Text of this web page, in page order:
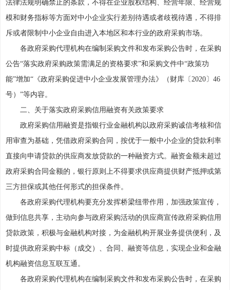
法律法规明确禁止的条款，不得在企业股权结构、经营年限、经营规
模和财务指标等方面对中小企业实行差别待遇或者歧视待遇，不得排
斥或者限制中小企业自由进入本地区和本行业的政府采购市场。
各政府采购代理机构在编制采购文件和发布采购公告时，在采购
公告“落实政府采购政策需满足的资格要求”和采购文件中“政策功
能”增加“《政府采购促进中小企业发展管理办法》（财库〔2020〕46
号）”等内容。
二、关于落实政府采购信用融资有关政策要求
政府采购信用融资是指银行业金融机构以政府采购诚信考核和信
用审查为基础，凭借政府采购合同，按优于一般中小企业的贷款利率
直接向申请贷款的供应商发放贷款的一种融资方式。融资金额未超过
政府采购合同金额的，银行原则上不得要求供应商提供财产抵押或第
三方担保或其他任何形式的担保条件。
各政府采购代理机构要充分发挥桥梁纽带作用，加强政策宣传，
做到信息共享，主动向参与政府采购活动的供应商宣传政府采购信用
贷款政策，积极与金融机构对接，为金融机构开展业务提供便利，及
时提供政府采购中标（成交）、合同、融资等信息，实现企业和金融
机构融资信息互联互通。
各政府采购代理机构在编制采购文件和发布采购公告时，在采购